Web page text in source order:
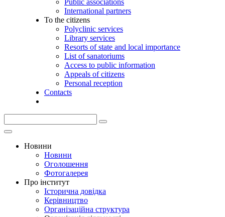
Public associations
International partners
To the citizens
Polyclinic services
Library services
Resorts of state and local importance
List of sanatoriums
Access to public information
Appeals of citizens
Personal reception
Contacts
Новини
Новини
Оголошення
Фотогалерея
Про інститут
Історична довідка
Керівництво
Організаційна структура